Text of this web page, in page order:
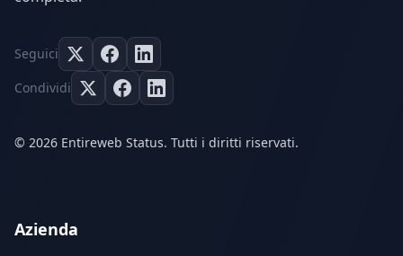
Seguici
Condividi
© 2026 Entireweb Status. Tutti i diritti riservati.
Azienda